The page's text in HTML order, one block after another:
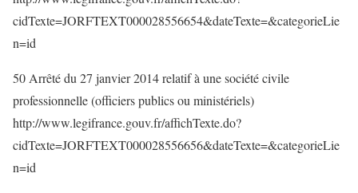
cidTexte=JORFTEXT000028556654&dateTexte=&categorieLie
n=id
50 Arrêté du 27 janvier 2014 relatif à une société civile
professionnelle (officiers publics ou ministériels)
http://www.legifrance.gouv.fr/affichTexte.do?
cidTexte=JORFTEXT000028556656&dateTexte=&categorieLie
n=id